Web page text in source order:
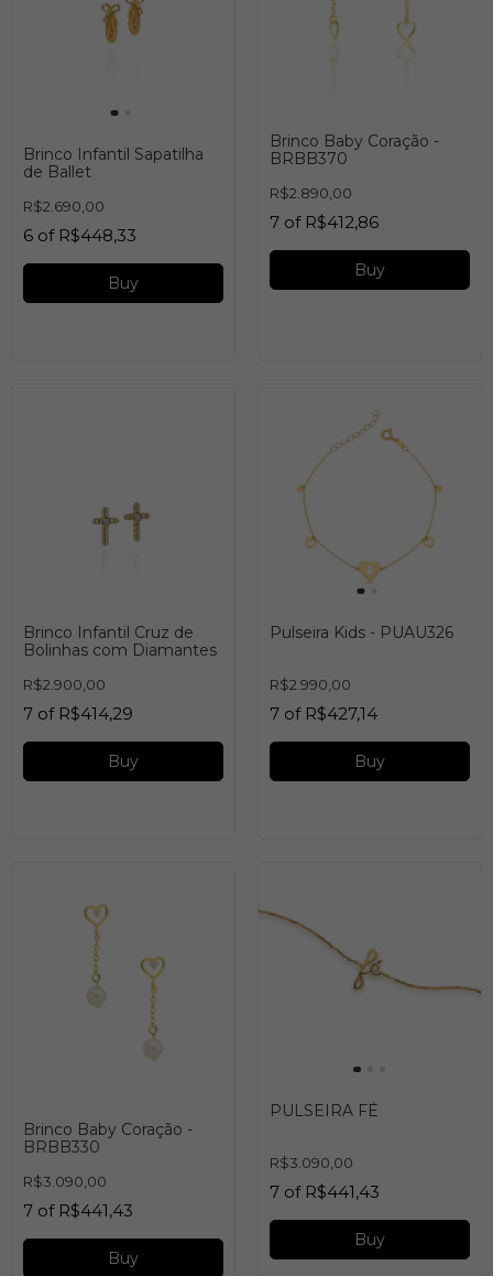
Brinco Infantil Sapatilha
de Ballet
R$2.690,00
6 of R$448,33
Buy
Brinco Baby Coração -
BRBB370
R$2.890,00
7 of R$412,86
Brinco Infantil Cruz de
Bolinhas com Diamantes
R$2.900,00
7 of R$414,29
Buy
Pulseira Kids - PUAU326
R$2.990,00
7 of R$427,14
Buy
Brinco Baby Coração -
BRBB330
R$3.090,00
7 of R$441,43
Buy
PULSEIRA FÉ
R$3.090,00
7 of R$441,43
Buy